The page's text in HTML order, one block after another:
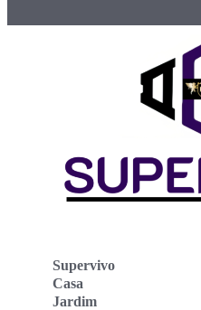
Supervivo
Casa
Jardim